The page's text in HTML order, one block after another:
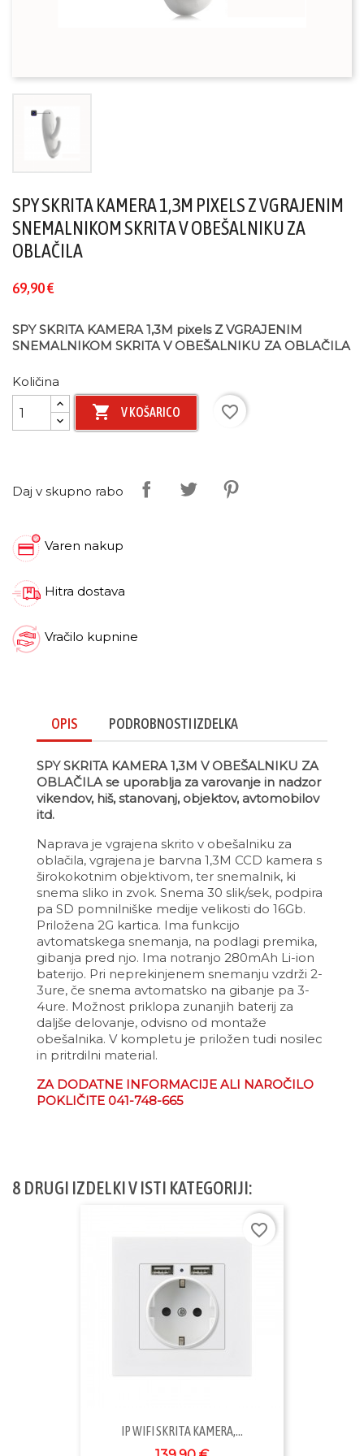
SPY SKRITA KAMERA 1,3M PIXELS Z VGRAJENIM
SNEMALNIKOM SKRITA V OBEŠALNIKU ZA
OBLAČILA
69,90 €
SPY SKRITA KAMERA 1,3M pixels Z VGRAJENIM
SNEMALNIKOM SKRITA V OBEŠALNIKU ZA OBLAČILA
Količina
 V KOŠARICO favorite_border
Daj v skupno rabo
Varen nakup
Hitra dostava
Vračilo kupnine
OPIS PODROBNOSTI IZDELKA
SPY SKRITA KAMERA 1,3M V OBEŠALNIKU ZA
OBLAČILA se uporablja za varovanje in nadzor
vikendov, hiš, stanovanj, objektov, avtomobilov
itd.
Naprava je vgrajena skrito v obešalniku za
oblačila, vgrajena je barvna 1,3M CCD kamera s
širokokotnim objektivom, ter snemalnik, ki
snema sliko in zvok. Snema 30 slik/sek, podpira
pa SD pomnilniške medije velikosti do 16Gb.
Priložena 2G kartica. Ima funkcijo
avtomatskega snemanja, na podlagi premika,
gibanja pred njo. Ima notranjo 280mAh Li-ion
baterijo. Pri neprekinjenem snemanju vzdrži 2-
3ure, če snema avtomatsko na gibanje pa 3-
4ure. Možnost priklopa zunanjih baterij za
daljše delovanje, odvisno od montaže
obešalnika. V kompletu je priložen tudi nosilec
in pritrdilni material.
ZA DODATNE INFORMACIJE ALI NAROČILO
POKLIČITE 041-748-665
8 DRUGI IZDELKI V ISTI KATEGORIJI:
IP WIFI SKRITA KAMERA,...
favorite_border